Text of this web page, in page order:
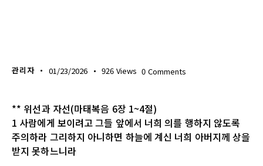
관리자 01/23/2026 926 Views 0 Comments
** 위선과 자선(마태복음 6장 1~4절)
1 사람에게 보이려고 그들 앞에서 너희 의를 행하지 않도록
주의하라 그리하지 아니하면 하늘에 계신 너희 아버지께 상을
받지 못하느니라